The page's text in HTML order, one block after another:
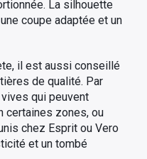
La silhouette
coupe adaptée et un
il est aussi conseillé
de qualité. Par
qui peuvent
certaines zones, ou
chez Esprit ou Vero
et un tombé